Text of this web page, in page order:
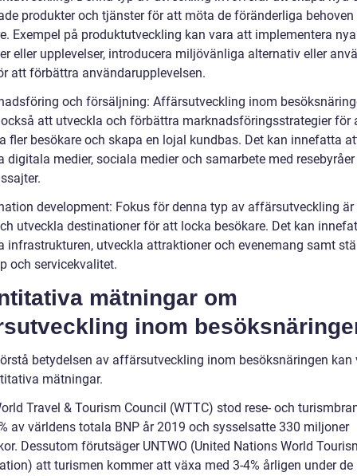
produkter och tjänster för att möta de föränderliga behoven
Exempel på produktutveckling kan vara att implementera nya
eller upplevelser, introducera miljövänliga alternativ eller
att förbättra användarupplevelsen.
och försäljning: Affärsutveckling inom
att utveckla och förbättra marknadsföringsstrategier för
fler besökare och skapa en lojal kundbas. Det kan innefatta
digitala medier, sociala medier och samarbete med
development: Fokus för denna typ av affärsutveckling
utveckla destinationer för att locka besökare. Det kan
infrastrukturen, utveckla attraktioner och evenemang samt
och servicekvalitet.
mätningar om
inom
betydelsen av affärsutveckling inom besöksnäringen kan
mätningar.
Travel & Tourism Council (WTTC) stod rese- och
av världens totala BNP år 2019 och sysselsatte 330 miljoner
Dessutom förutsäger UNTWO (United Nations World
att turismen kommer att växa med 3-4% årligen under de